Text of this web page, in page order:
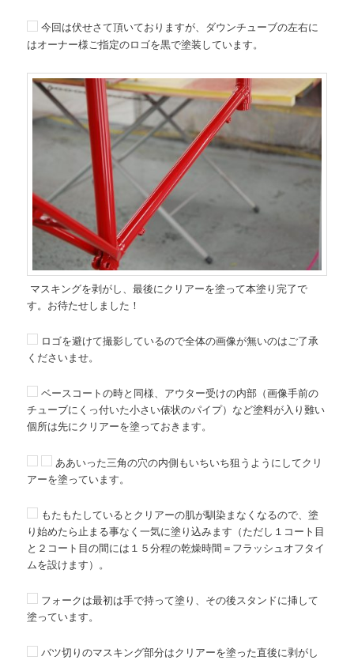
今回は伏せさて頂いておりますが、ダウンチューブの左右に
はオーナー様ご指定のロゴを黒で塗装しています。
マスキングを剥がし、最後にクリアーを塗って本塗り完了で
す。お待たせしました！
ロゴを避けて撮影しているので全体の画像が無いのはご了承
くださいませ。
ベースコートの時と同様、アウター受けの内部（画像手前の
チューブにくっ付いた小さい俵状のパイプ）など塗料が入り難い
個所は先にクリアーを塗っておきます。
ああいった三角の穴の内側もいちいち狙うようにしてクリ
アーを塗っています。
もたもたしているとクリアーの肌が馴染まなくなるので、塗
り始めたら止まる事なく一気に塗り込みます（ただし１コート目
と２コート目の間には１５分程の乾燥時間＝フラッシュオフタイ
ムを設けます）。
フォークは最初は手で持って塗り、その後スタンドに挿して
塗っています。
バツ切りのマスキング部分はクリアーを塗った直後に剥がし